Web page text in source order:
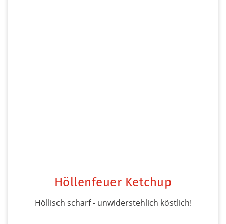
Höllenfeuer Ketchup
Höllisch scharf - unwiderstehlich köstlich!